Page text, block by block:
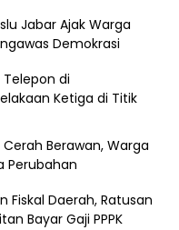
Jabar Ajak Warga
Demokrasi
Telepon di
Ketiga di Titik
Berawan, Warga
Perubahan
Fiskal Daerah, Ratusan
Bayar Gaji PPPK